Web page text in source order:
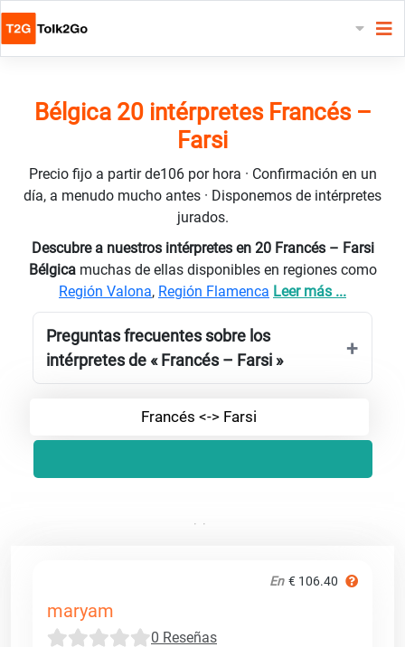
Bélgica 20 intérpretes Francés –
Farsi
Precio fijo a partir de106 por hora · Confirmación en un
día, a menudo mucho antes · Disponemos de intérpretes
jurados.
Descubre a nuestros intérpretes en 20 Francés – Farsi
Bélgica muchas de ellas disponibles en regiones como
Región Valona, Región Flamenca Leer más ...
Preguntas frecuentes sobre los
intérpretes de « Francés – Farsi »
Francés <-> Farsi
En € 106.40
maryam
0 Reseñas